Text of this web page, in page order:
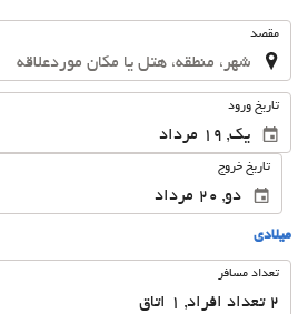
مقصد
تاریخ ورود
تاریخ خروج
ميلادى
تعداد
تعداد مسافر
2 تعداد افراد ,
1 اتاق